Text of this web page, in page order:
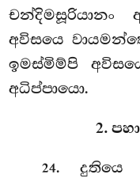
චන්දිමසූරියානං
අවිසයෙ
ඉමස්මිම්පි
අධිප්පායො.
2.
24. දුතියෙ